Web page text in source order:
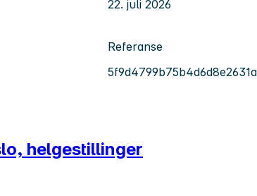
22. juli 2026
Referanse
helgestillinger